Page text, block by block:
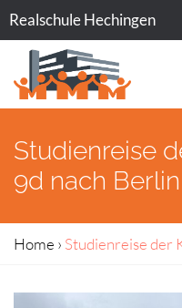
Realschule Hechingen
Studienreise
9d nach Berlin
Home › Studienreise der